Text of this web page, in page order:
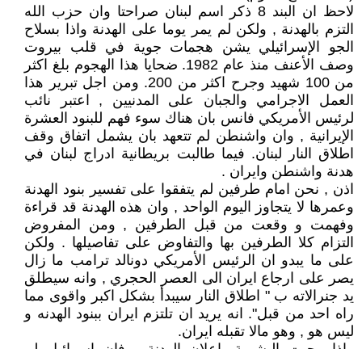
لاحظ ان البند 8 ذكر اسم لبنان صراحتا وان حزب الله
التزم بالهدنة , ولكن لم يمر يوما على الهدنة واذا بسلاح
الجو الإسرائيلي يشن هجمات جوية في قلب بيروت
وصف الأعنف منذ عام 1982. ضحايا هذا الهجوم بلغ اكثر
من 100 شهيد وجرح اكثر من 200. ومن اجل تبرير هذا
العمل الاجرامي والجبان على المدنيين , اعتبر نائب
لرئيس الأمريكي فانس بان هناك سوء فهم للبنود العشرة
الإيرانية , وان واشنطن لم تتعهد بان يشمل اتفاق وقف
اطلاق النار لبنان. فيما طالبت بريطانية ادراج لبنان في
هدنة واشنطن وايران .
اذن , نحن امام طرفين لم يتفقوا على تفسير بنود الهدنة
وعمرها لا يتجاوز اليوم الواحد , وان هذه الهدنة قد قراءة
وفهمت و وقعت من قبل الطرفين , ومن المفروض
التزام كلا الطرفين بها والتفاوض على تفاصيلها . ولكن
على ما يبدو ان الرئيس الأمريكي دونالد ترامب ما زال
يصر على ارجاع ايران الى العصر الحجري , وانه سيطلق
يد جنرالاته ب " اطلاق النار سيبدأ بشكل اكبر واقوى مما
راه احد من قبل". انه يريد ان تلتزم ايران ببنود الهدنه و
ليس هو , وهو مالا تقبله ايران.